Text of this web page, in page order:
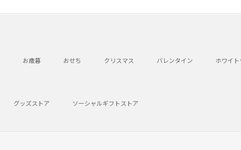
お歳暮 おせち クリスマス バレンタイン ホワイ
グッズストア ソーシャルギフトストア